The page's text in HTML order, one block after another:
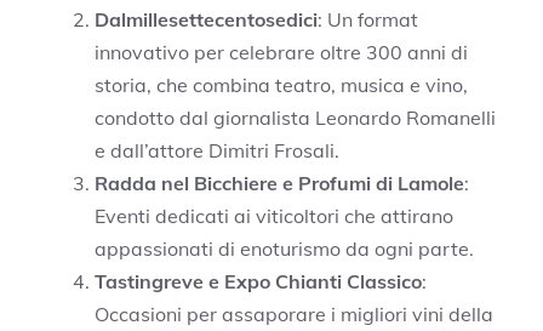
Dalmillesettecentosedici: Un format
innovativo per celebrare oltre 300 anni di
storia, che combina teatro, musica e vino,
condotto dal giornalista Leonardo Romanelli
e dall’attore Dimitri Frosali.
Radda nel Bicchiere e Profumi di Lamole:
Eventi dedicati ai viticoltori che attirano
appassionati di enoturismo da ogni parte.
Tastingreve e Expo Chianti Classico:
Occasioni per assaporare i migliori vini della